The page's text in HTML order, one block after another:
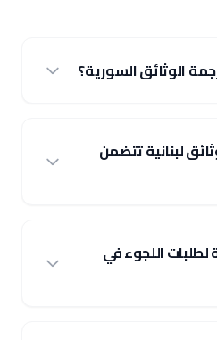
الوثائق السورية؟
لبنانية تتضمن
اللجوء في